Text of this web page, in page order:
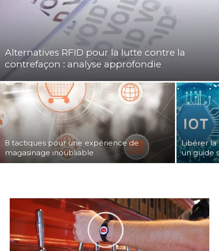
Alternatives RFID pour la lutte contre la
contrefaçon : analyse approfondie
8 tactiques pour une expérience de
magasinage inoubliable
Libérer la
un guide